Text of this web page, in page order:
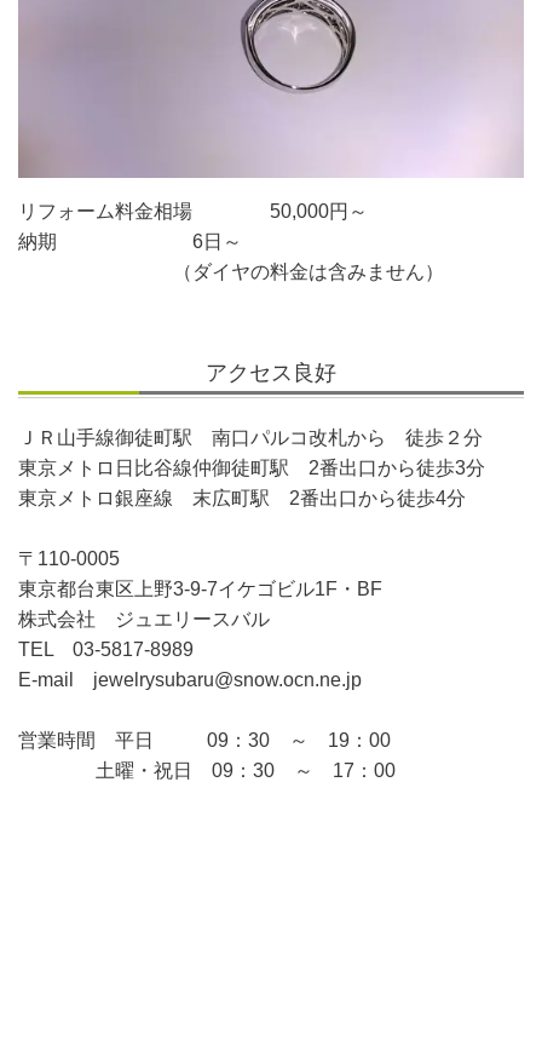
リフォーム料金相場 50,000円～
納期 6日～
（ダイヤの料金は含みません）
アクセス良好
ＪＲ山手線御徒町駅 南口パルコ改札から 徒歩２分
東京メトロ日比谷線仲御徒町駅 2番出口から徒歩3分
東京メトロ銀座線 末広町駅 2番出口から徒歩4分
〒110-0005
東京都台東区上野3-9-7イケゴビル1F・BF
株式会社 ジュエリースバル
TEL 03-5817-8989
E-mail jewelrysubaru@snow.ocn.ne.jp
営業時間 平日 09：30 ～ 19：00
土曜・祝日 09：30 ～ 17：00